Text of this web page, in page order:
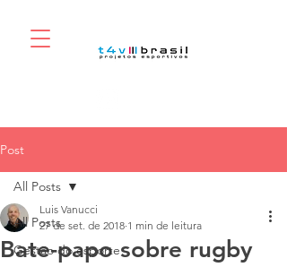
Post
All Posts
Gestão do esporte
All Posts
Bate-papo sobre rugby
Luis Vanucci
27 de set. de 2018 1 min de leitura